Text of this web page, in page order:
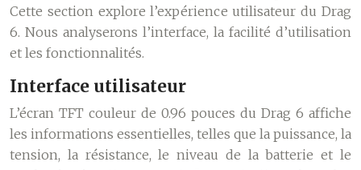
Cette section explore l’expérience utilisateur du Drag
6. Nous analyserons l’interface, la facilité d’utilisation
et les fonctionnalités.
Interface utilisateur
L’écran TFT couleur de 0.96 pouces du Drag 6 affiche
les informations essentielles, telles que la puissance, la
tension, la résistance, le niveau de la batterie et le